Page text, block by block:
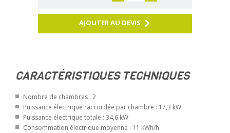
AJOUTER AU DEVIS
CARACTÉRISTIQUES TECHNIQUES
Nombre de chambres : 2
Puissance électrique raccordée par chambre : 17,3 kW
Puissance électrique totale : 34,6 kW
Consommation électrique moyenne : 11 kWh/h